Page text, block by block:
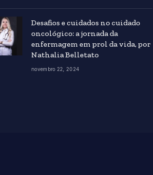
Desafios e cuidados no cuidado
oncológico: a jornada da
enfermagem em prol da vida, por
Nathalia Belletato
novembro 22, 2024